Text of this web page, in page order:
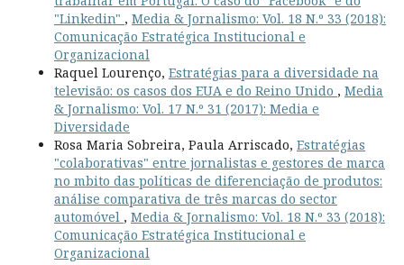
"Linkedin" , Media & Jornalismo: Vol. 18 N.º 33 (2018):
Comunicação Estratégica Institucional e
Organizacional
Raquel Lourenço, Estratégias para a diversidade na
televisão: os casos dos EUA e do Reino Unido , Media
& Jornalismo: Vol. 17 N.º 31 (2017): Media e
Diversidade
Rosa Maria Sobreira, Paula Arriscado, Estratégias
"colaborativas" entre jornalistas e gestores de marca
no mbito das políticas de diferenciação de produtos:
análise comparativa de três marcas do sector
automóvel , Media & Jornalismo: Vol. 18 N.º 33 (2018):
Comunicação Estratégica Institucional e
Organizacional